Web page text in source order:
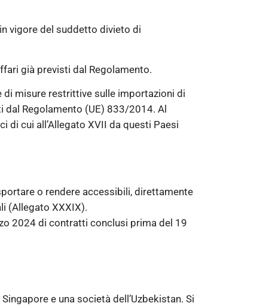
vigore del suddetto divieto di
già previsti dal Regolamento.
di misure restrittive sulle importazioni di
Regolamento (UE) 833/2014. Al
cui all’Allegato XVII da questi Paesi
o rendere accessibili, direttamente
(Allegato XXXIX).
2024 di contratti conclusi prima del 19
e una società dell’Uzbekistan. Si